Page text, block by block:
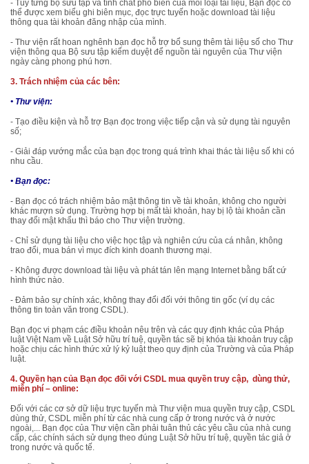
- Tùy từng bộ sưu tập và tính chất phổ biến của mỗi loại tài liệu, Bạn đọc có
thể được xem biểu ghi biên mục, đọc trực tuyến hoặc download tài liệu
thông qua tài khoản đăng nhập của mình.
- Thư viện rất hoan nghênh bạn đọc hỗ trợ bổ sung thêm tài liệu số cho Thư
viện thông qua Bộ sưu tập kiểm duyệt để nguồn tài nguyên của Thư viện
ngày càng phong phú hơn.
3. Trách nhiệm của các bên:
• Thư viện:
- Tạo điều kiện và hỗ trợ Bạn đọc trong việc tiếp cận và sử dụng tài nguyên
số;
- Giải đáp vướng mắc của bạn đọc trong quá trình khai thác tài liệu số khi có
nhu cầu.
• Bạn đọc:
- Bạn đọc có trách nhiệm bảo mật thông tin về tài khoản, không cho người
khác mượn sử dụng. Trường hợp bị mất tài khoản, hay bị lộ tài khoản cần
thay đổi mật khẩu thì báo cho Thư viện trường.
- Chỉ sử dụng tài liệu cho việc học tập và nghiên cứu của cá nhân, không
trao đổi, mua bán vì mục đích kinh doanh thương mại.
- Không được download tài liệu và phát tán lên mạng Internet bằng bất cứ
hình thức nào.
- Đảm bảo sự chính xác, không thay đổi đối với thông tin gốc (ví dụ các
thông tin toàn văn trong CSDL).
Bạn đọc vi phạm các điều khoản nêu trên và các quy định khác của Pháp
luật Việt Nam về Luật Sở hữu trí tuệ, quyền tác sẽ bị khóa tài khoản truy cập
hoặc chịu các hình thức xử lý kỷ luật theo quy định của Trường và của Pháp
luật.
4. Quyền hạn của Bạn đọc đối với CSDL mua quyền truy cập, dùng thử,
miễn phí – online:
Đối với các cơ sở dữ liệu trực tuyến mà Thư viện mua quyền truy cập, CSDL
dùng thử, CSDL miễn phí từ các nhà cung cấp ở trong nước và ở nước
ngoài,... Bạn đọc của Thư viện cần phải tuân thủ các yêu cầu của nhà cung
cấp, các chính sách sử dụng theo đúng Luật Sở hữu trí tuệ, quyền tác giả ở
trong nước và quốc tế.